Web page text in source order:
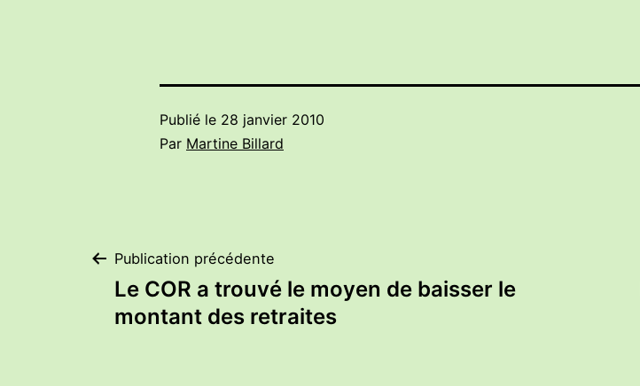
Publié le 28 janvier 2010
Par Martine Billard
Navigation
de
Publication précédente
Le COR a trouvé le moyen de baisser le
montant des retraites